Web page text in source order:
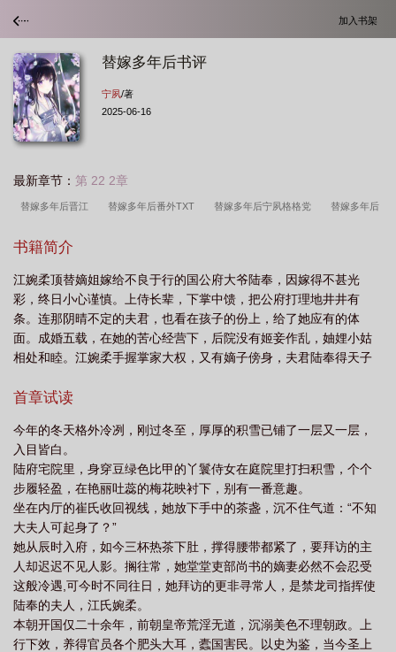
加入书架
替嫁多年后书评
宁夙/著
2025-06-16
最新章节： 第 22 2章
替嫁多年后晋江 替嫁多年后番外TXT 替嫁多年后宁夙格格党 替嫁多年后
阅读 替嫁多年后百度链接
后笔趣阁 替嫁多年后番外宁夙免费阅读 替嫁多年后书评 替嫁以后txt
盘 替嫁多年后无防盗无错字 替嫁多年后TXT 替嫁多年后 免费阅读
嫁多年后江婉柔讲的什么 替嫁多年后简介 替嫁多年后宁夙 替嫁多年后讲的
什么 替嫁多年后江婉柔番外 替嫁多年后 晋江 替嫁多年后番外武帝魂穿陆
婉柔txt 替嫁多年后资源
书籍简介
江婉柔顶替嫡姐嫁给不良于行的国公府大爷陆奉，因嫁得不甚光
彩，终日小心谨慎。上侍长辈，下掌中馈，把公府打理地井井有
条。连那阴晴不定的夫君，也看在孩子的份上，给了她应有的体
面。成婚五载，在她的苦心经营下，后院没有姬妾作乱，妯娌小姑
相处和睦。江婉柔手握掌家大权，又有嫡子傍身，夫君陆奉得天子
妇，谁人不叹一句江氏好命？至此，江婉柔终于定下心来，准备躺
平静的生活。恭王妃是江婉柔的嫡姐，也是陆奉的青梅竹马，是他
原本准备八抬大轿，娶回来的心上人。恭王家眷尽数被收押审问，
只有王妃被格外关照。此案的主审官，正是她的夫君，陆奉。
（1v1，先婚后爱，微宅斗，甜甜，he）
首章试读
今年的冬天格外冷冽，刚过冬至，厚厚的积雪已铺了一层又一层，
入目皆白。
陆府宅院里，身穿豆绿色比甲的丫鬟侍女在庭院里打扫积雪，个个
步履轻盈，在艳丽吐蕊的梅花映衬下，别有一番意趣。
坐在内厅的崔氏收回视线，她放下手中的茶盏，沉不住气道：“不知
大夫人可起身了？”
她从辰时入府，如今三杯热茶下肚，撑得腰带都紧了，要拜访的主
人却迟迟不见人影。搁往常，她堂堂吏部尚书的嫡妻必然不会忍受
这般冷遇,可今时不同往日，她拜访的更非寻常人，是禁龙司指挥使
陆奉的夫人，江氏婉柔。
本朝开国仅二十余年，前朝皇帝荒淫无道，沉溺美色不理朝政。上
行下效，养得官员各个肥头大耳，蠹国害民。以史为鉴，当今圣上